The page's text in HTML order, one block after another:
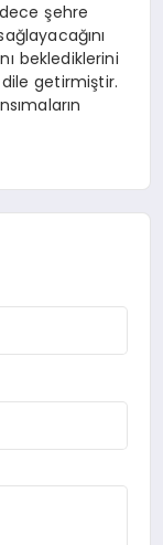
şehre
beklediklerini
getirmiştir.